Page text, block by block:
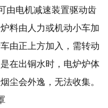
由电机减速装置驱动齿
料由人力或机动小车加
由正上方加入，需转动
在出铜水时，电炉炉体
尘会外逸，无法收集。